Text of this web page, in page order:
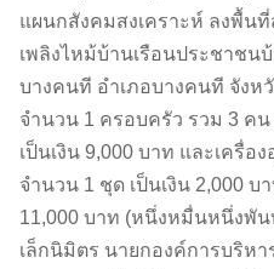
แผนกสังคมสงเคราะห์ ลงพื้น
เพลิงไหม้บ้านเรือนประชาชน
บางคนที อำเภอบางคนที จัง
จำนวน 1 ครอบครัว รวม 3 ค
เป็นเงิน 9,000 บาท และเครื่
จำนวน 1 ชุด เป็นเงิน 2,000 บ
11,000 บาท (หนึ่งหมื่นหนึ่งพั
เล็กนิมิตร นายกองค์การบริห